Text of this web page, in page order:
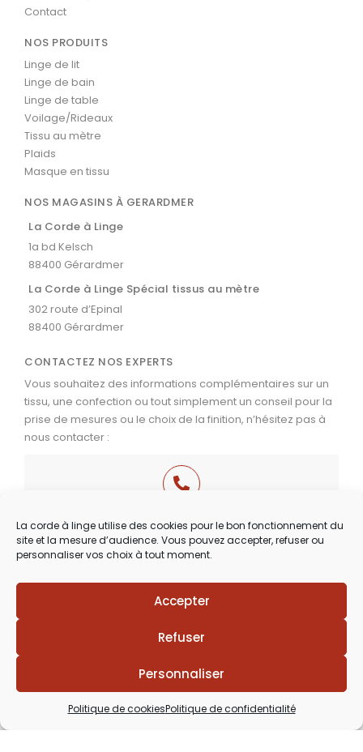
La corde à linge utilise des cookies pour le bon fonctionnement du
site et la mesure d’audience. Vous pouvez accepter, refuser ou
personnaliser vos choix à tout moment.
Accepter
Refuser
Personnaliser
Politique de cookiesPolitique de confidentialité
Contact
NOS PRODUITS
Linge de lit
Linge de bain
Linge de table
Voilage/Rideaux
Tissu au mètre
Plaids
Masque en tissu
NOS MAGASINS À GERARDMER
La Corde à Linge
1a bd Kelsch
88400 Gérardmer
La Corde à Linge Spécial tissus au mètre
302 route d’Epinal
88400 Gérardmer
CONTACTEZ NOS EXPERTS
Vous souhaitez des informations complémentaires sur un
tissu, une confection ou tout simplement un conseil pour la
prise de mesures ou le choix de la finition, n’hésitez pas à
nous contacter :
03 29 60 49 17
Du Mardi au Samedi